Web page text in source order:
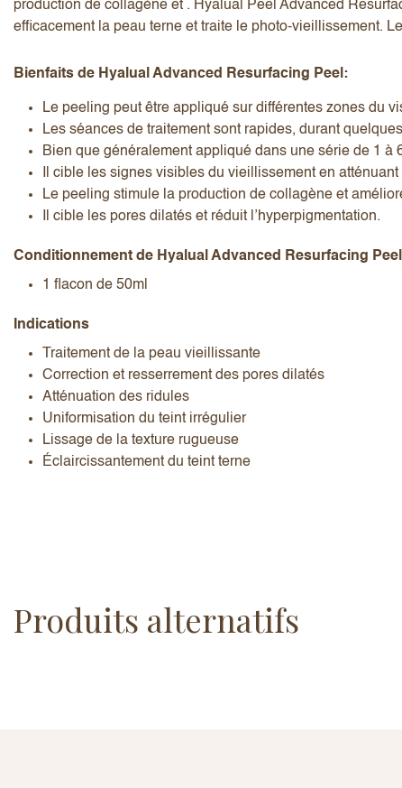
production de collagène et . Hyalual Peel Advanced
efficacement la peau terne et traite le photo-vieillissement.
Bienfaits de Hyalual Advanced Resurfacing Peel:
Le peeling peut être appliqué sur différentes zones du
Les séances de traitement sont rapides, durant
Bien que généralement appliqué dans une série de 1
Il cible les signes visibles du vieillissement en
Le peeling stimule la production de collagène et
Il cible les pores dilatés et réduit l’hyperpigmentation.
Conditionnement de Hyalual Advanced Resurfacing Peel
1 flacon de 50ml
Indications
Traitement de la peau vieillissante
Correction et resserrement des pores dilatés
Atténuation des ridules
Uniformisation du teint irrégulier
Lissage de la texture rugueuse
Éclaircissantement du teint terne
J’accepte les termes et conditions
Envoyer l’avis Annuler l’avis
Produits alternatifs